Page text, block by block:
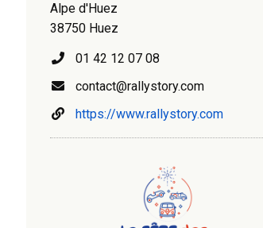
Alpe d'Huez
38750 Huez
01 42 12 07 08
contact@rallystory.com
https://www.rallystory.com